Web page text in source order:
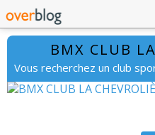
BMX CLUB